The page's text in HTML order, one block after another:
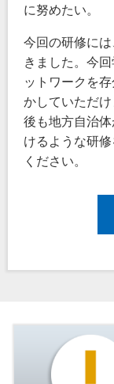
に努めたい。
今回の研修に
きました。今
ットワークを
かしていただ
後も地方自治
けるような研
ください。